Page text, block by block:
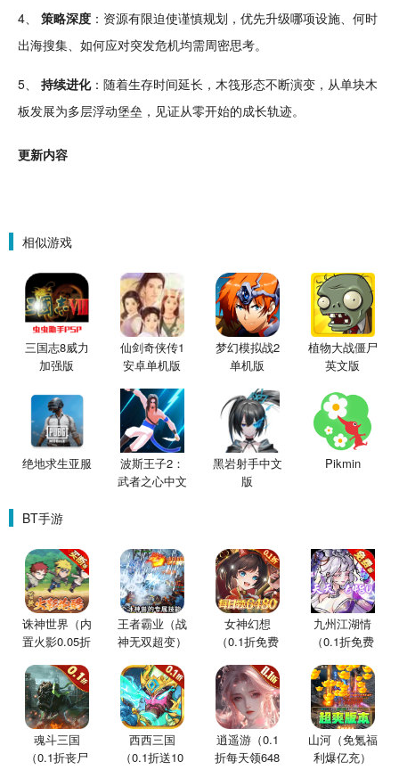
4、 策略深度 ：资源有限迫使谨慎规划，优先升级哪项设施、何时
出海搜集、如何应对突发危机均需周密思考。
5、 持续进化：随着生存时间延长，木筏形态不断演变，从单块木
板发展为多层浮动堡垒，见证从零开始的成长轨迹。
更新内容
相似游戏
三国志8威力
加强版
仙剑奇侠传1
安卓单机版
梦幻模拟战2
单机版
植物大战僵尸
英文版
绝地求生亚服
波斯王子2：
武者之心中文
黑岩射手中文
版
Pikmin
BT手游
诛神世界（内
置火影0.05折
王者霸业（战
神无双超变）
女神幻想
（0.1折免费
九州江湖情
（0.1折免费
魂斗三国
（0.1折丧尸
西西三国
（0.1折送10
逍遥游（0.1
折每天领648
山河（免氪福
利爆亿充）